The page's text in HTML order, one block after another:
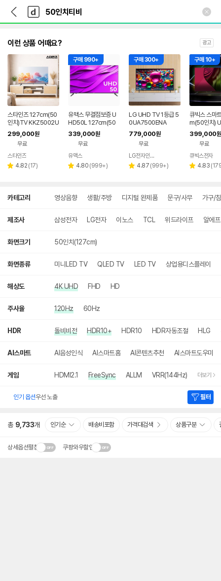
다
나
와
가
다
와
인
이런 상품 어때요? 광고
스타인즈 127cm(50
인치)TV KKZ5002U
H UHD 중소기업 1등
급 스탠드 모니터
299,000원
무료
페이
스타인즈
별 4.82 리
(17)
구매 990+
유맥스 무결점보증 U
HD50L 127cm(50
인치) UHD TV - 중소
기업 벽걸이 겸용
339,000원
무료
유맥스
별 4.80 리
(999+)
구매 300+
LG UHD TV 1등급 5
0UA7500ENA
779,000원
무료
페이
LG전자인증점 신영플러스
별 4.87 리
(999+)
구매 10+
큐빅스 스마
m(50인치)
TV LED 구
이드
D-A1
399,000원
무료
큐빅스전자
별 4.83 리
(
카테고리 영상음향 생활/주방 디지털 완제품 문구/사무 가구/
제조사 삼성전자 LG전자 이노스 TCL 위드라이프 알에프
화면크기 50인치(127cm)
화면종류 미니LED TV QLED TV LED TV 상업용디스플레이
해상도 4K UHD FHD HD
주사율 120Hz 60Hz
HDR 돌비비전 HDR10+ HDR10 HDR자동조절 HLG
AI스마트 AI음성인식 AI스마트홈 AI콘텐츠추천 AI스마트도우미
게임 HDMI2.1 FreeSync ALLM VRR(144Hz) 더보기
인기 옵션우선 노출 필터
총 9,733개 인기순 배송비포함 가격대검색 상품구분
상세옵션펼침 쿠팡와우할인